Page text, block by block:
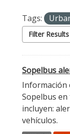
Tags:
Filter Results
Sopelbus
Información
Sopelbus en
incluyen:
vehículos.